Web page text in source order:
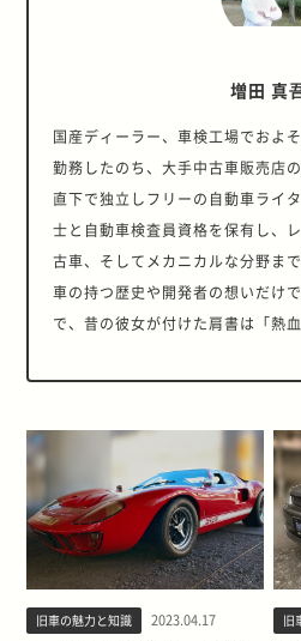
増田 真
国産ディーラー、車検工場でおよ
勤務したのち、大手中古車販売店
直下で独立しフリーの自動車ライ
士と自動車検査員資格を保有し、
古車、そしてメカニカルな分野ま
車の持つ歴史や開発者の想いだけ
で、昔の彼女が付けた肩書は「熱
旧車の魅力と知識 2023.04.17 旧